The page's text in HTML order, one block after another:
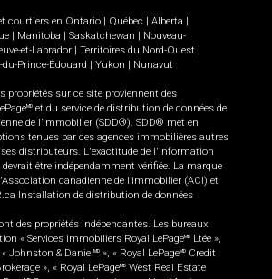
courtiers en Ontario Québec Alberta
Manitoba Saskatchewan
Nouveau-
et-Labrador Territoires du Nord-Ouest
du-Prince-Édouard Yukon Nunavut
propriétés sur ce site proviennent des
MD et du service de distribution de données de
de l’immobilier (SDD®). SDD® met en
tenues par des agences immobilières autres
ses distributeurs. L'exactitude de l'information
être indépendamment vérifiée. La marque
canadienne de l’immobilier (ACI) et
Installation de distribution de données
des propriétés indépendantes. Les bureaux
« Services immobiliers Royal LePageMD
Ltée »,
Johnston & Daniel MD », « Royal LePageMD
Credit
», « Royal LePageMD West Real Estate